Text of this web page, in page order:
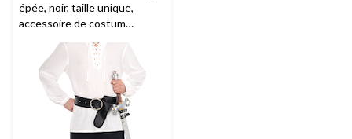
épée, noir, taille unique,
accessoire de costume
l'Halloween